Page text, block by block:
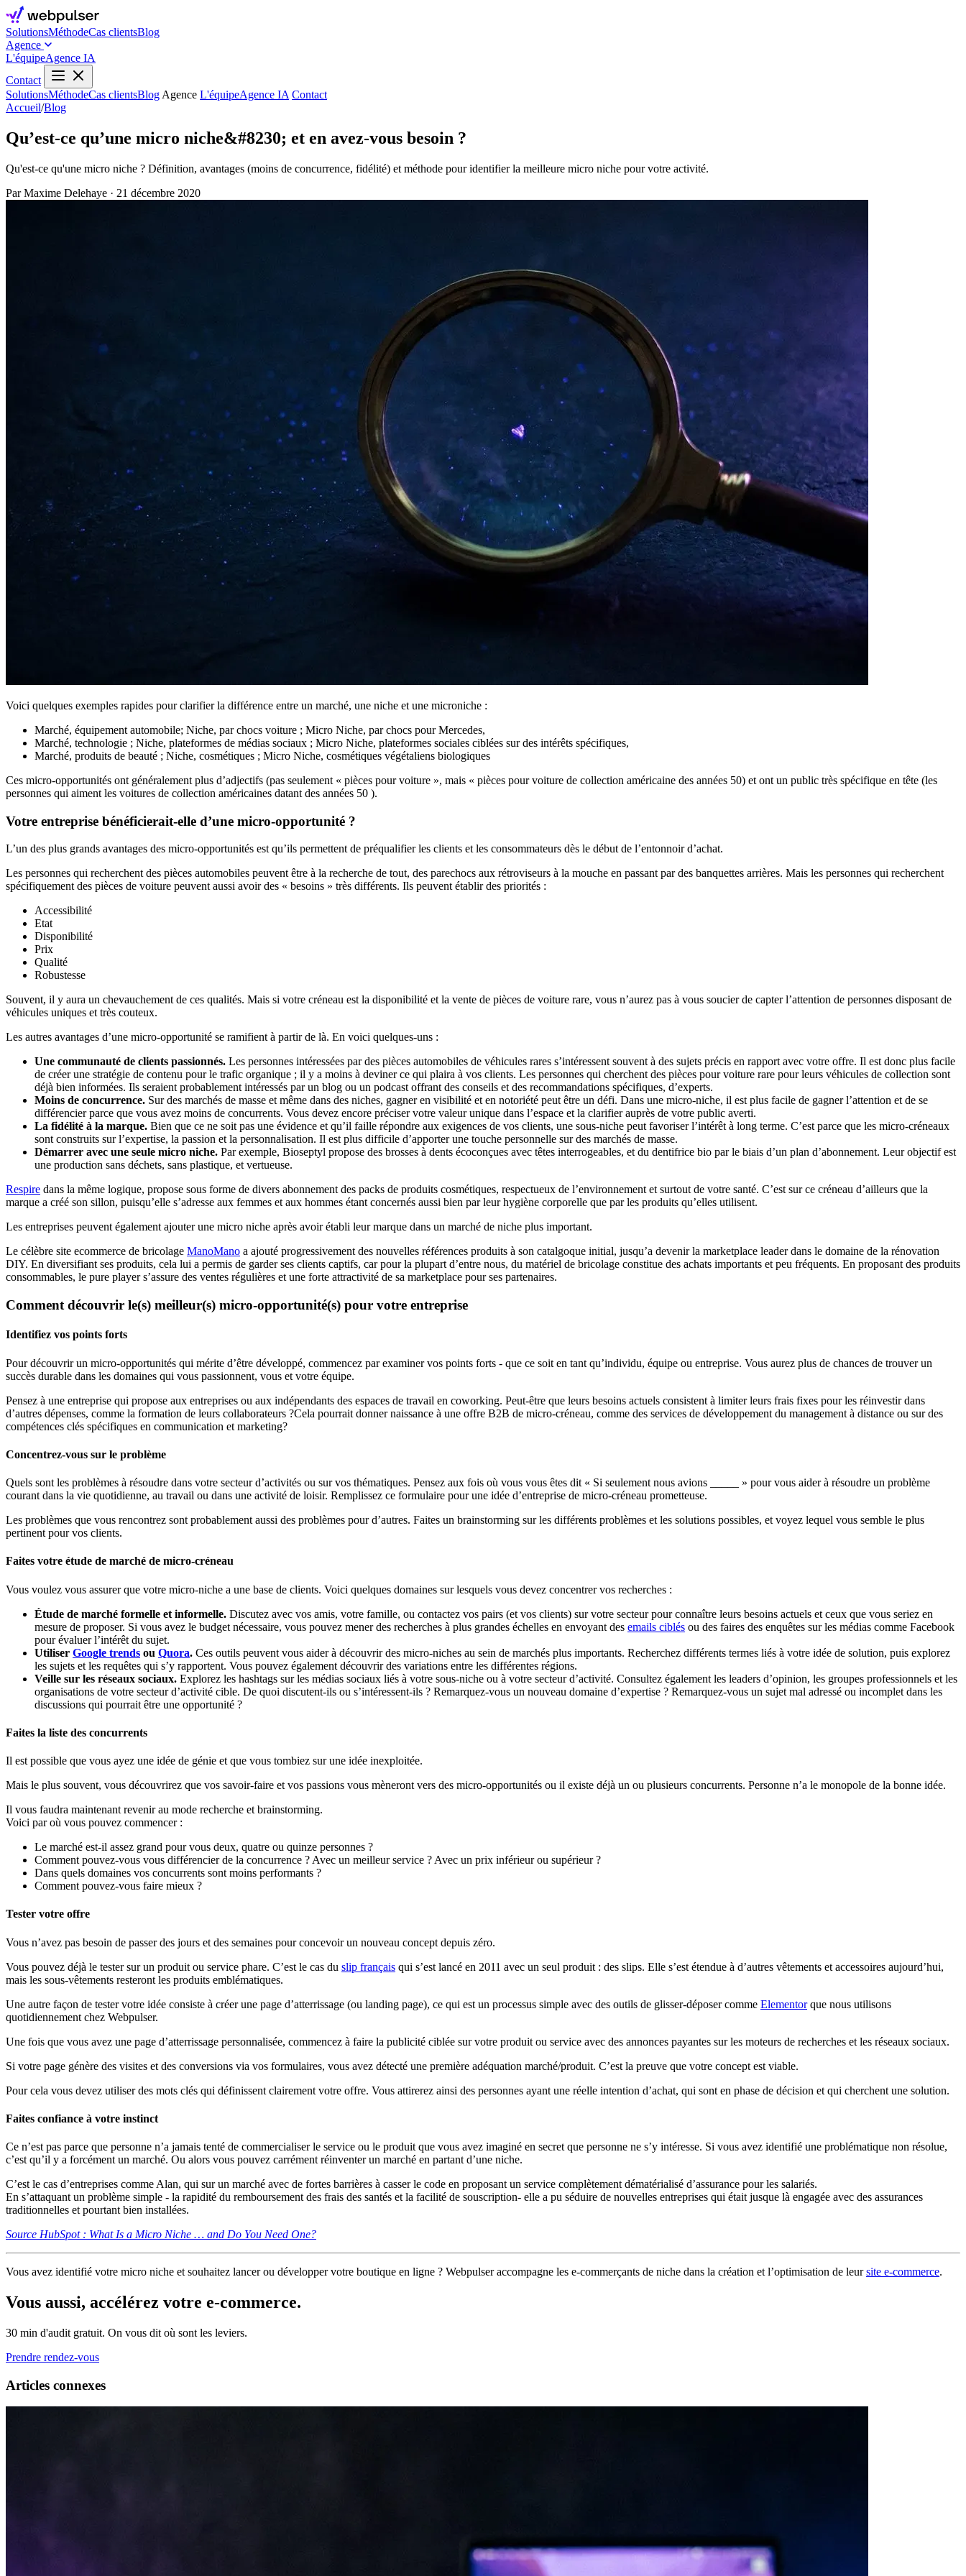
SolutionsMéthodeCas clientsBlog
Agence
L'équipeAgence IA
Contact
SolutionsMéthodeCas clientsBlog Agence L'équipeAgence IA Contact
Accueil/Blog
Qu’est-ce qu’une micro niche&#8230; et en avez-vous besoin ?
Qu'est-ce qu'une micro niche ? Définition, avantages (moins de concurrence, fidélité) et méthode pour identifier la meilleure micro niche pour votre activité.
Par Maxime Delehaye · 21 décembre 2020
Voici quelques exemples rapides pour clarifier la différence entre un marché, une niche et une microniche :
Marché, équipement automobile; Niche, par chocs voiture ; Micro Niche, par chocs pour Mercedes,
Marché, technologie ; Niche, plateformes de médias sociaux ; Micro Niche, plateformes sociales ciblées sur des intérêts spécifiques,
Marché, produits de beauté ; Niche, cosmétiques ; Micro Niche, cosmétiques végétaliens biologiques
Ces micro-opportunités ont généralement plus d’adjectifs (pas seulement « pièces pour voiture », mais « pièces pour voiture de collection américaine des années 50) et ont un public très spécifique en tête (les
personnes qui aiment les voitures de collection américaines datant des années 50 ).
Votre entreprise bénéficierait-elle d’une micro-opportunité ?
L’un des plus grands avantages des micro-opportunités est qu’ils permettent de préqualifier les clients et les consommateurs dès le début de l’entonnoir d’achat.
Les personnes qui recherchent des pièces automobiles peuvent être à la recherche de tout, des parechocs aux rétroviseurs à la mouche en passant par des banquettes arrières. Mais les personnes qui recherchent
spécifiquement des pièces de voiture peuvent aussi avoir des « besoins » très différents. Ils peuvent établir des priorités :
Accessibilité
Etat
Disponibilité
Prix
Qualité
Robustesse
Souvent, il y aura un chevauchement de ces qualités. Mais si votre créneau est la disponibilité et la vente de pièces de voiture rare, vous n’aurez pas à vous soucier de capter l’attention de personnes disposant de
véhicules uniques et très couteux.
Les autres avantages d’une micro-opportunité se ramifient à partir de là. En voici quelques-uns :
Une communauté de clients passionnés. Les personnes intéressées par des pièces automobiles de véhicules rares s’intéressent souvent à des sujets précis en rapport avec votre offre. Il est donc plus facile
de créer une stratégie de contenu pour le trafic organique ; il y a moins à deviner ce qui plaira à vos clients. Les personnes qui cherchent des pièces pour voiture rare pour leurs véhicules de collection sont
déjà bien informées. Ils seraient probablement intéressés par un blog ou un podcast offrant des conseils et des recommandations spécifiques, d’experts.
Moins de concurrence. Sur des marchés de masse et même dans des niches, gagner en visibilité et en notoriété peut être un défi. Dans une micro-niche, il est plus facile de gagner l’attention et de se
différencier parce que vous avez moins de concurrents. Vous devez encore préciser votre valeur unique dans l’espace et la clarifier auprès de votre public averti.
La fidélité à la marque. Bien que ce ne soit pas une évidence et qu’il faille répondre aux exigences de vos clients, une sous-niche peut favoriser l’intérêt à long terme. C’est parce que les micro-créneaux
sont construits sur l’expertise, la passion et la personnalisation. Il est plus difficile d’apporter une touche personnelle sur des marchés de masse.
Démarrer avec une seule micro niche. Par exemple, Bioseptyl propose des brosses à dents écoconçues avec têtes interrogeables, et du dentifrice bio par le biais d’un plan d’abonnement. Leur objectif est
une production sans déchets, sans plastique, et vertueuse.
Respire dans la même logique, propose sous forme de divers abonnement des packs de produits cosmétiques, respectueux de l’environnement et surtout de votre santé. C’est sur ce créneau d’ailleurs que la
marque a créé son sillon, puisqu’elle s’adresse aux femmes et aux hommes étant concernés aussi bien par leur hygiène corporelle que par les produits qu’elles utilisent.
Les entreprises peuvent également ajouter une micro niche après avoir établi leur marque dans un marché de niche plus important.
Le célèbre site ecommerce de bricolage ManoMano a ajouté progressivement des nouvelles références produits à son catalgoque initial, jusqu’a devenir la marketplace leader dans le domaine de la rénovation
DIY. En diversifiant ses produits, cela lui a permis de garder ses clients captifs, car pour la plupart d’entre nous, du matériel de bricolage constitue des achats importants et peu fréquents. En proposant des produits
consommables, le pure player s’assure des ventes régulières et une forte attractivité de sa marketplace pour ses partenaires.
Comment découvrir le(s) meilleur(s) micro-opportunité(s) pour votre entreprise
Identifiez vos points forts
Pour découvrir un micro-opportunités qui mérite d’être développé, commencez par examiner vos points forts - que ce soit en tant qu’individu, équipe ou entreprise. Vous aurez plus de chances de trouver un
succès durable dans les domaines qui vous passionnent, vous et votre équipe.
Pensez à une entreprise qui propose aux entreprises ou aux indépendants des espaces de travail en coworking. Peut-être que leurs besoins actuels consistent à limiter leurs frais fixes pour les réinvestir dans
d’autres dépenses, comme la formation de leurs collaborateurs ?Cela pourrait donner naissance à une offre B2B de micro-créneau, comme des services de développement du management à distance ou sur des
compétences clés spécifiques en communication et marketing?
Concentrez-vous sur le problème
Quels sont les problèmes à résoudre dans votre secteur d’activités ou sur vos thématiques. Pensez aux fois où vous vous êtes dit « Si seulement nous avions _____ » pour vous aider à résoudre un problème
courant dans la vie quotidienne, au travail ou dans une activité de loisir. Remplissez ce formulaire pour une idée d’entreprise de micro-créneau prometteuse.
Les problèmes que vous rencontrez sont probablement aussi des problèmes pour d’autres. Faites un brainstorming sur les différents problèmes et les solutions possibles, et voyez lequel vous semble le plus
pertinent pour vos clients.
Faites votre étude de marché de micro-créneau
Vous voulez vous assurer que votre micro-niche a une base de clients. Voici quelques domaines sur lesquels vous devez concentrer vos recherches :
Étude de marché formelle et informelle. Discutez avec vos amis, votre famille, ou contactez vos pairs (et vos clients) sur votre secteur pour connaître leurs besoins actuels et ceux que vous seriez en
mesure de proposer. Si vous avez le budget nécessaire, vous pouvez mener des recherches à plus grandes échelles en envoyant des emails ciblés ou des faires des enquêtes sur les médias comme Facebook
pour évaluer l’intérêt du sujet.
Utiliser Google trends ou Quora. Ces outils peuvent vous aider à découvrir des micro-niches au sein de marchés plus importants. Recherchez différents termes liés à votre idée de solution, puis explorez
les sujets et les requêtes qui s’y rapportent. Vous pouvez également découvrir des variations entre les différentes régions.
Veille sur les réseaux sociaux. Explorez les hashtags sur les médias sociaux liés à votre sous-niche ou à votre secteur d’activité. Consultez également les leaders d’opinion, les groupes professionnels et les
organisations de votre secteur d’activité cible. De quoi discutent-ils ou s’intéressent-ils ? Remarquez-vous un nouveau domaine d’expertise ? Remarquez-vous un sujet mal adressé ou incomplet dans les
discussions qui pourrait être une opportunité ?
Faites la liste des concurrents
Il est possible que vous ayez une idée de génie et que vous tombiez sur une idée inexploitée.
Mais le plus souvent, vous découvrirez que vos savoir-faire et vos passions vous mèneront vers des micro-opportunités ou il existe déjà un ou plusieurs concurrents. Personne n’a le monopole de la bonne idée.
Il vous faudra maintenant revenir au mode recherche et brainstorming.
Voici par où vous pouvez commencer :
Le marché est-il assez grand pour vous deux, quatre ou quinze personnes ?
Comment pouvez-vous vous différencier de la concurrence ? Avec un meilleur service ? Avec un prix inférieur ou supérieur ?
Dans quels domaines vos concurrents sont moins performants ?
Comment pouvez-vous faire mieux ?
Tester votre offre
Vous n’avez pas besoin de passer des jours et des semaines pour concevoir un nouveau concept depuis zéro.
Vous pouvez déjà le tester sur un produit ou service phare. C’est le cas du slip français qui s’est lancé en 2011 avec un seul produit : des slips. Elle s’est étendue à d’autres vêtements et accessoires aujourd’hui,
mais les sous-vêtements resteront les produits emblématiques.
Une autre façon de tester votre idée consiste à créer une page d’atterrissage (ou landing page), ce qui est un processus simple avec des outils de glisser-déposer comme Elementorque nous utilisons
quotidiennement chez Webpulser.
Une fois que vous avez une page d’atterrissage personnalisée, commencez à faire la publicité ciblée sur votre produit ou service avec des annonces payantes sur les moteurs de recherches et les réseaux sociaux.
Si votre page génère des visites et des conversions via vos formulaires, vous avez détecté une première adéquation marché/produit. C’est la preuve que votre concept est viable.
Pour cela vous devez utiliser des mots clés qui définissent clairement votre offre. Vous attirerez ainsi des personnes ayant une réelle intention d’achat, qui sont en phase de décision et qui cherchent une solution.
Faites confiance à votre instinct
Ce n’est pas parce que personne n’a jamais tenté de commercialiser le service ou le produit que vous avez imaginé en secret que personne ne s’y intéresse. Si vous avez identifié une problématique non résolue,
c’est qu’il y a forcément un marché. Ou alors vous pouvez carrément réinventer un marché en partant d’une niche.
C’est le cas d’entreprises comme Alan, qui sur un marché avec de fortes barrières à casser le code en proposant un service complètement dématérialisé d’assurance pour les salariés.
En s’attaquant un problème simple - la rapidité du remboursement des frais des santés et la facilité de souscription- elle a pu séduire de nouvelles entreprises qui était jusque là engagée avec des assurances
traditionnelles et pourtant bien installées.
Source HubSpot : What Is a Micro Niche … and Do You Need One?
Vous avez identifié votre micro niche et souhaitez lancer ou développer votre boutique en ligne ? Webpulser accompagne les e-commerçants de niche dans la création et l’optimisation de leursite e-commerce.
Vous aussi, accélérez votre e-commerce.
30 min d'audit gratuit. On vous dit où sont les leviers.
Prendre rendez-vous
Articles connexes